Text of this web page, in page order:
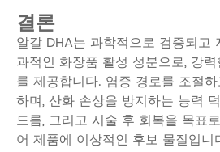
결론
알갈 DHA는 과학적으로 검증되고
과적인 화장품 활성 성분으로, 강
를 제공합니다. 염증 경로를 조절
하며, 산화 손상을 방지하는 능력
드름, 그리고 시술 후 회복을 목표
어 제품에 이상적인 후보 물질입니